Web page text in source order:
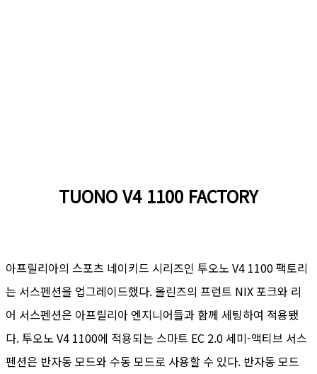
TUONO V4 1100 FACTORY
아프릴리아의 스포츠 네이키드 시리즈인 투오노 V4 1100 팩토리
는 서스펜션을 업그레이드했다. 올린즈의 프런트 NIX 포크와 리
어 서스펜션은 아프릴리아 엔지니어들과 함께 세팅하여 적용됐
다. 투오노 V4 1100에 적용되는 스마트 EC 2.0 세미-액티브 서스
펜션은 반자동 모드와 수동 모드로 사용할 수 있다. 반자동 모드